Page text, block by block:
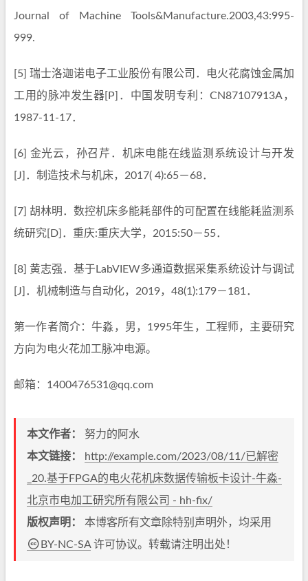
Journal of Machine Tools&Manufacture.2003,43:995-
999.
[5] 瑞士洛迦诺电子工业股份有限公司．电火花腐蚀金属加
工用的脉冲发生器[P]．中国发明专利：CN87107913A，
1987-11-17．
[6] 金光云，孙召芹．机床电能在线监测系统设计与开发
[J]．制造技术与机床，2017( 4):65－68．
[7] 胡林明．数控机床多能耗部件的可配置在线能耗监测系
统研究[D]．重庆:重庆大学，2015:50－55．
[8] 黄志强．基于LabVIEW多通道数据采集系统设计与调试
[J]．机械制造与自动化，2019，48(1):179－181．
第一作者简介：牛淼，男，1995年生，工程师，主要研究
方向为电火花加工脉冲电源。
邮箱：1400476531@qq.com
本文作者： 努力的阿水
本文链接：
http://example.com/2023/08/11/已解密
_20.基于FPGA的电火花机床数据传输板卡设计-牛淼-
北京市电加工研究所有限公司 - hh-fix/
版权声明： 本博客所有文章除特别声明外，均采用
BY-NC-SA许可协议。转载请注明出处！